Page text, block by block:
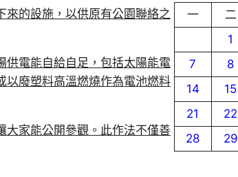
來的設施，以供原有公園聯絡之
供電能自給自足，包括太陽能電
以廢塑料高溫燃燒作為電池燃料
大家能公開參觀。此作法不僅善
一
二
1
7
8
14
15
21
22
28
29